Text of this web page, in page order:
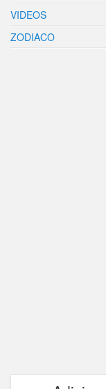
VIDEOS
ZODIACO